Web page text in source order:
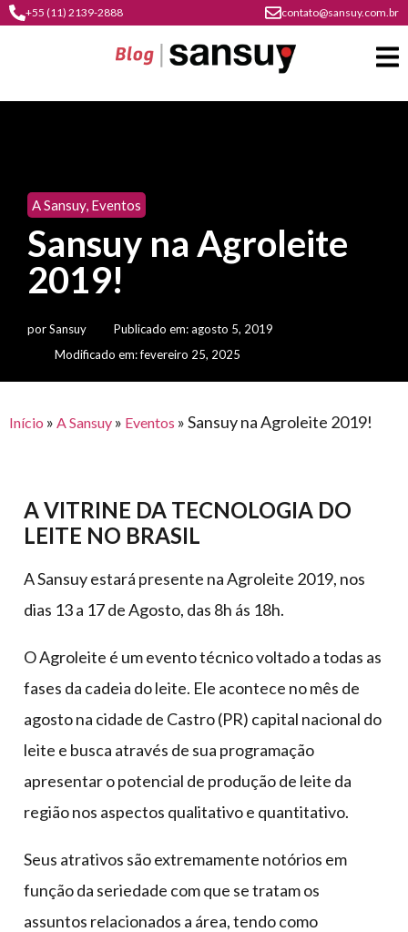
+55 (11) 2139-2888 contato@sansuy.com.br
contato
cultura
do
institucional
premiações
Agronegócio
psicultura
em
água
para
Coberturas
sansuy
barracas
feira
offshore
piscinas
automotivo
calçados,
e
lonas
multiúso
e logística
vida
de
caminhoneiro
A Sansuy, Eventos
Sansuy na Agroleite
2019!
porSansuy Publicado em:agosto 5, 2019
Modificado em: fevereiro 25, 2025
Início » A Sansuy » Eventos »Sansuy na Agroleite 2019!
A VITRINE DA TECNOLOGIA DO
LEITE NO BRASIL
A Sansuy estará presente na Agroleite 2019, nos
dias 13 a 17 de Agosto, das 8h ás 18h.
O Agroleite é um evento técnico voltado a todas as
fases da cadeia do leite. Ele acontece no mês de
agosto na cidade de Castro (PR) capital nacional do
leite e busca através de sua programação
apresentar o potencial de produção de leite da
região nos aspectos qualitativo e quantitativo.
Seus atrativos são extremamente notórios em
função da seriedade com que se tratam os
assuntos relacionados a área, tendo como